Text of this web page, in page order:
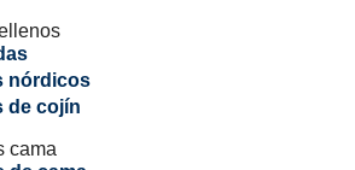
nórdicos
de cojín
cama